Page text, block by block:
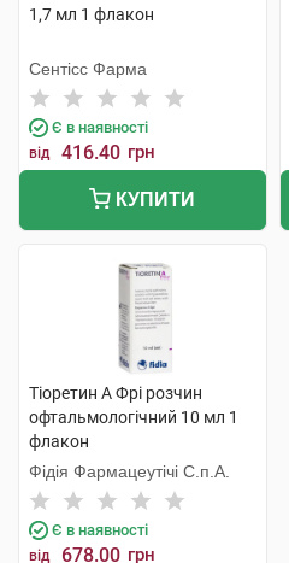
1,7 мл 1 флакон
Сентісс Фарма
Є в наявності
від 416.40 грн
КУПИТИ
Тіоретин А Фрі розчин
офтальмологічний 10 мл 1
флакон
Фідія Фармацеутічі С.п.А.
Є в наявності
від 678.00 грн